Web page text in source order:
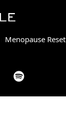
Menopause Reset